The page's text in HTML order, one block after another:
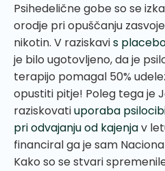
Psihedelične gobe so se
orodje pri opuščanju
nikotin. V raziskavis
je bilo ugotovljeno, da je
terapijo pomagal 50%
opustiti pitje! Poleg tega je
raziskovatiuporaba
pri odvajanju od kajenjav
financiral ga je sam
Kako so se stvari